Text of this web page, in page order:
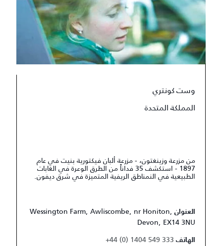
وست كونتري
المملكة المتحدة
من مزرعة وزينغتون، - مزرعة ألبان فيكتورية بنيت في عام
1897 - استكشف 35 فداناً من الطرق الوعرة في الغابات
الطبيعية في النمناطق الريفية المتميزة في شرق ديفون.
العنوان Wessington Farm, Awliscombe, nr Honiton,
Devon, EX14 3NU
الهاتف +44 (0) 1404 549 333